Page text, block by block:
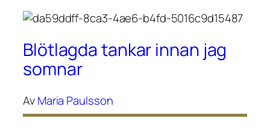
Blötlagda tankar innan jag
somnar
AvMaria Paulsson